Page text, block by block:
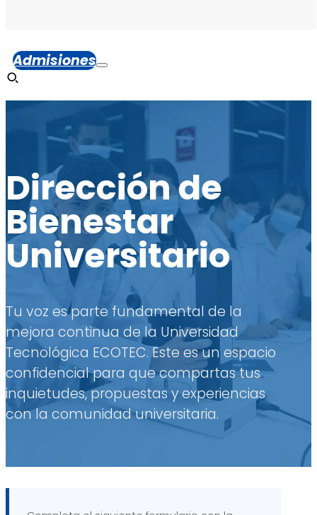
Admisiones
Dirección de
Bienestar
Universitario
Tu voz es parte fundamental de la
mejora continua de la Universidad
Tecnológica ECOTEC. Este es un espacio
confidencial para que compartas tus
inquietudes, propuestas y experiencias
con la comunidad universitaria.